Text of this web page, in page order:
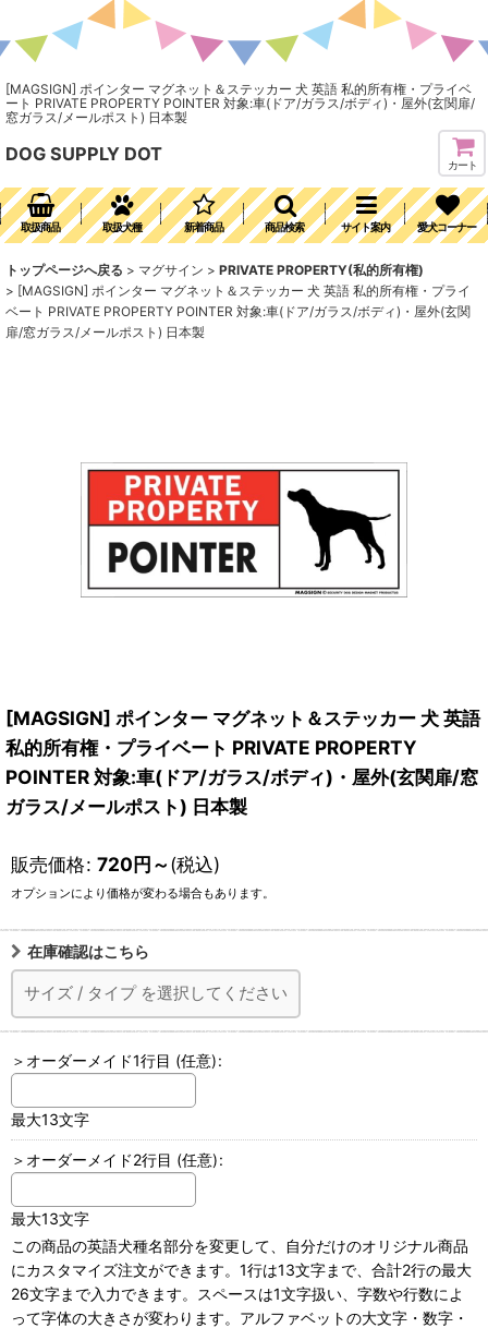
[MAGSIGN] ポインター マグネット＆ステッカー 犬 英語 私的所有権・プライベ
ート PRIVATE PROPERTY POINTER 対象:車(ドア/ガラス/ボディ)・屋外(玄関扉/
窓ガラス/メールポスト) 日本製
DOG SUPPLY DOT
カート
取扱商品 取扱犬種 新着商品 商品検索 サイト案内 愛犬コーナー
トップページへ戻る > マグサイン > PRIVATE PROPERTY(私的所有権)
> [MAGSIGN] ポインター マグネット＆ステッカー 犬 英語 私的所有権・プライ
ベート PRIVATE PROPERTY POINTER 対象:車(ドア/ガラス/ボディ)・屋外(玄関
扉/窓ガラス/メールポスト) 日本製
[MAGSIGN] ポインター マグネット＆ステッカー 犬 英語
私的所有権・プライベート PRIVATE PROPERTY
POINTER 対象:車(ドア/ガラス/ボディ)・屋外(玄関扉/窓
ガラス/メールポスト) 日本製
販売価格: 720円～(税込)
オプションにより価格が変わる場合もあります。
在庫確認はこちら
サイズ / タイプ を選択してください
＞オーダーメイド1行目 (任意):
最大13文字
＞オーダーメイド2行目 (任意):
最大13文字
この商品の英語犬種名部分を変更して、自分だけのオリジナル商品
にカスタマイズ注文ができます。1行は13文字まで、合計2行の最大
26文字まで入力できます。スペースは1文字扱い、字数や行数によ
って字体の大きさが変わります。アルファベットの大文字・数字・